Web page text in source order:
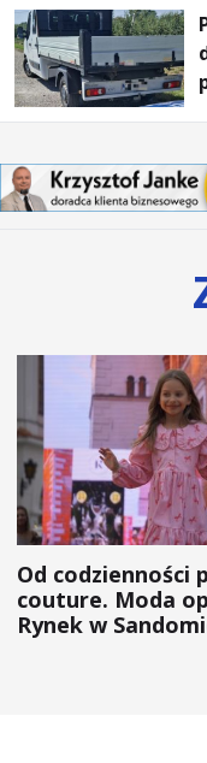
Od codzienności
couture. Moda
Rynek w